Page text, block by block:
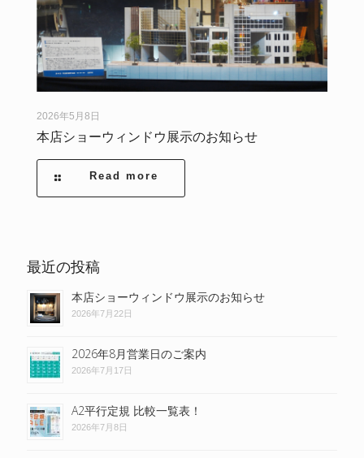
2026年5月8日
本店ショーウィンドウ展示のお知らせ
Read more
最近の投稿
本店ショーウィンドウ展示のお知らせ
2026年7月22日
2026年8月営業日のご案内
2026年7月17日
A2平行定規 比較一覧表！
2026年7月8日